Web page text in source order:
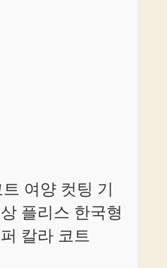
여양 컷팅 기
플리스 한국형
칼라 코트